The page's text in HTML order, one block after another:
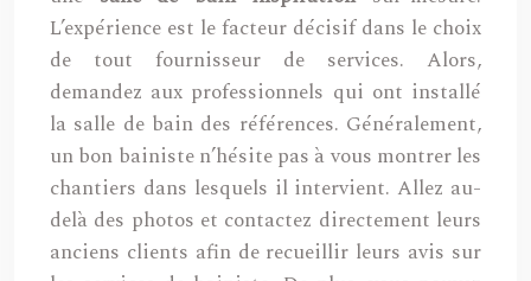
L’expérience est le facteur décisif dans le choix
de tout fournisseur de services. Alors,
demandez aux professionnels qui ont installé
la salle de bain des références. Généralement,
un bon bainiste n’hésite pas à vous montrer les
chantiers dans lesquels il intervient. Allez au-
delà des photos et contactez directement leurs
anciens clients afin de recueillir leurs avis sur